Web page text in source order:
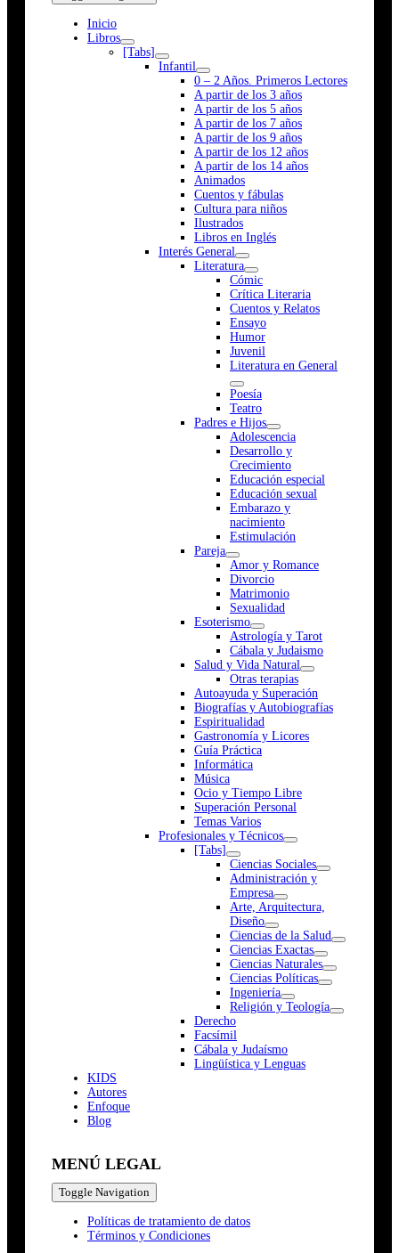
Inicio
Libros
[Tabs]
Infantil
0 – 2 Años. Primeros Lectores
A partir de los 3 años
A partir de los 5 años
A partir de los 7 años
A partir de los 9 años
A partir de los 12 años
A partir de los 14 años
Animados
Cuentos y fábulas
Cultura para niños
Ilustrados
Libros en Inglés
Interés General
Literatura
Cómic
Crítica Literaria
Cuentos y Relatos
Ensayo
Humor
Juvenil
Literatura en General
Poesía
Teatro
Padres e Hijos
Adolescencia
Desarrollo y
Crecimiento
Educación especial
Educación sexual
Embarazo y
nacimiento
Estimulación
Pareja
Amor y Romance
Divorcio
Matrimonio
Sexualidad
Esoterismo
Astrología y Tarot
Cábala y Judaismo
Salud y Vida Natural
Otras terapias
Autoayuda y Superación
Biografías y Autobiografías
Espiritualidad
Gastronomía y Licores
Guía Práctica
Informática
Música
Ocio y Tiempo Libre
Superación Personal
Temas Varios
Profesionales y Técnicos
[Tabs]
Ciencias Sociales
Administración y
Empresa
Arte, Arquitectura,
Diseño
Ciencias de la Salud
Ciencias Exactas
Ciencias Naturales
Ciencias Políticas
Ingeniería
Religión y Teología
Derecho
Facsímil
Cábala y Judaísmo
Lingüística y Lenguas
KIDS
Autores
Enfoque
Blog
MENÚ LEGAL
Toggle Navigation
Políticas de tratamiento de datos
Términos y Condiciones